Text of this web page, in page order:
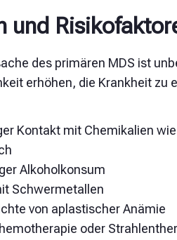
und
des primären MDS ist
erhöhen, die Krankheit zu
Kontakt mit Chemikalien
Alkoholkonsum
Schwermetallen
von aplastischer Anämie
oder